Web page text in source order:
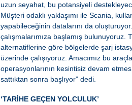
uzun seyahat, bu potansiyeli
Müşteri odaklı yaklaşımı ile Scania,
yapabileceğinin datalarını da
çalışmalarımıza başlamış bulunuyoruz.
alternatiflerine göre bölgelerde şarj
üzerinde çalışıyoruz. Amacımız bu
operasyonlarının kesintisiz devam
sattıktan sonra başlıyor” dedi.
‘TARİHE GEÇEN YOLCULUK’